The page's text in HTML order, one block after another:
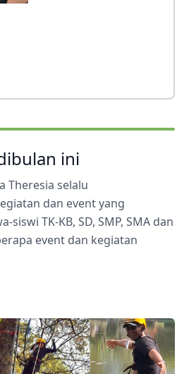
ini
Theresia selalu
dan event yang
siswi TK-KB, SD, SMP, SMA dan
event dan kegiatan